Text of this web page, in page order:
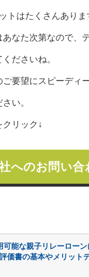
トはたくさんありま
なた次第なので、
ださいね。
要望にスピーディ
い。
リック↓
へのお問い合
能な親子リレーローン
価書の基本やメリット